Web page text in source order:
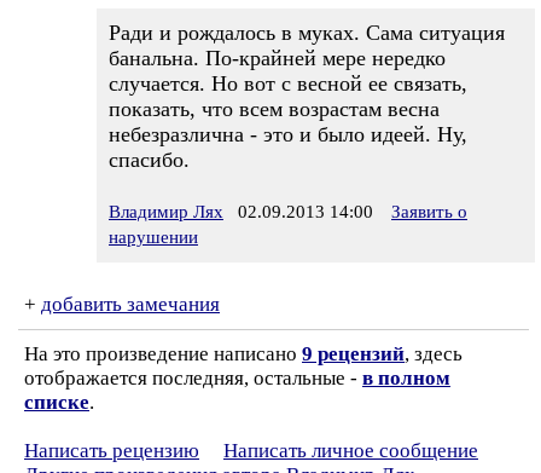
Ради и рождалось в муках. Сама ситуация
банальна. По-крайней мере нередко
случается. Но вот с весной ее связать,
показать, что всем возрастам весна
небезразлична - это и было идеей. Ну,
спасибо.
Владимир Лях 02.09.2013 14:00
Заявить о
нарушении
+ добавить замечания
На это произведение написано 9 рецензий, здесь
отображается последняя, остальные - в полном
списке.
Написать рецензию
Написать личное сообщение